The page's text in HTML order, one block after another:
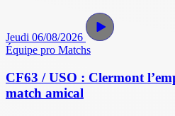
Jeudi 06/08/2026
Équipe pro Matchs
CF63 / USO : Clermont
match amical